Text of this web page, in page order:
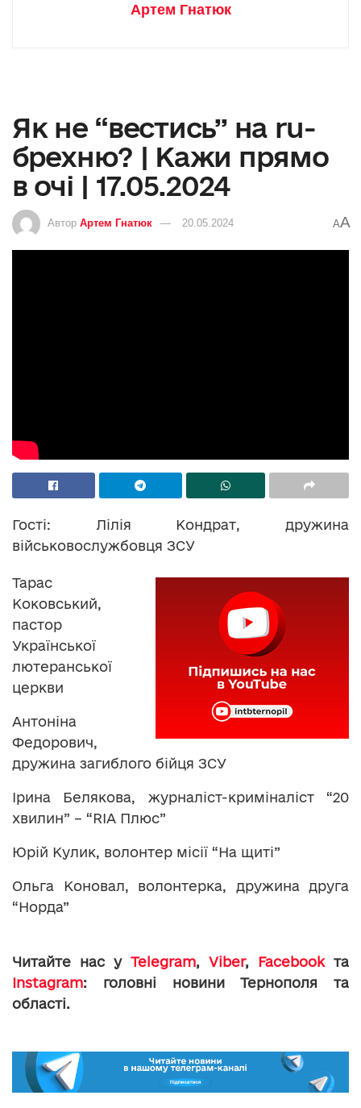
Артем Гнатюк
Як не “вестись” на ru-
брехню? | Кажи прямо
в очі | 17.05.2024
Автор Артем Гнатюк 20.05.2024 AA
Гості: Лілія Кондрат, дружина
військовослужбовця ЗСУ
Тарас
Коковський,
пастор
Української
лютеранської
церкви
Антоніна
Федорович,
дружина загиблого бійця ЗСУ
Ірина Белякова, журналіст-криміналіст “20
хвилин” – “RIA Плюс”
Юрій Кулик, волонтер місії “На щиті”
Ольга Коновал, волонтерка, дружина друга
“Норда”
Читайте нас у Telegram, Viber, Facebookта
Instagram: головні новини Тернополя та
області.